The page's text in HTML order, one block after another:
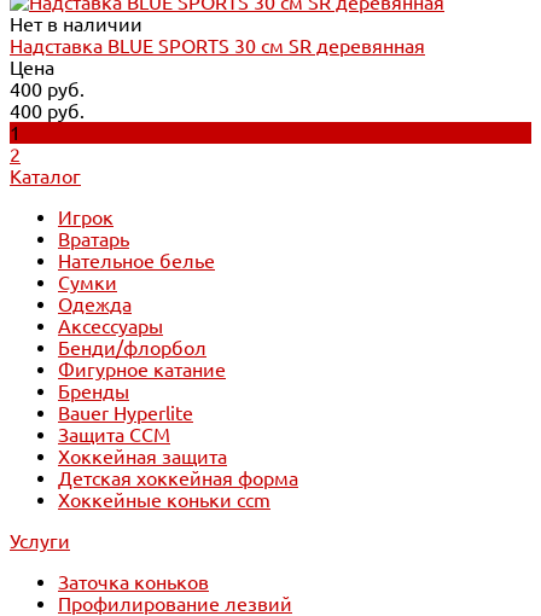
Нет в наличии
Надставка BLUE SPORTS 30 см SR деревянная
Цена
400 руб.
400 руб.
1
2
Каталог
Игрок
Вратарь
Нательное белье
Сумки
Одежда
Аксессуары
Бенди/флорбол
Фигурное катание
Бренды
Bauer Hyperlite
Защита CCM
Хоккейная защита
Детская хоккейная форма
Хоккейные коньки ccm
Услуги
Заточка коньков
Профилирование лезвий